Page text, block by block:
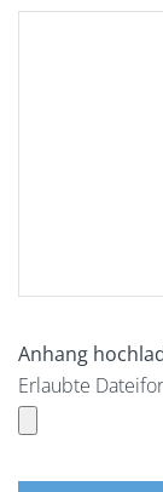
Anhang
Erlaubte